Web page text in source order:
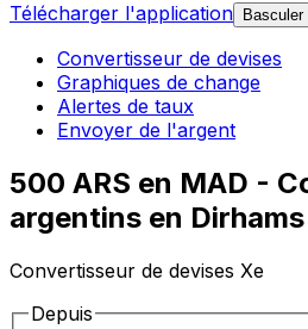
Télécharger l'application
Convertisseur de devises
Graphiques de change
Alertes de taux
Envoyer de l'argent
500 ARS en MAD -
argentins en
Convertisseur de devises Xe
Depuis